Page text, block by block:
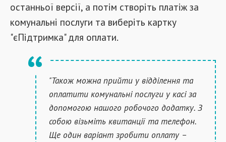
останньої версії, а потім створіть платіж за
комунальні послуги та виберіть картку
"єПідтримка" для оплати.
"Також можна прийти у відділення та
оплатити комунальні послуги у касі за
допомогою нашого робочого додатку. З
собою візьміть квитанції та телефон.
Ще один варіант зробити оплату –